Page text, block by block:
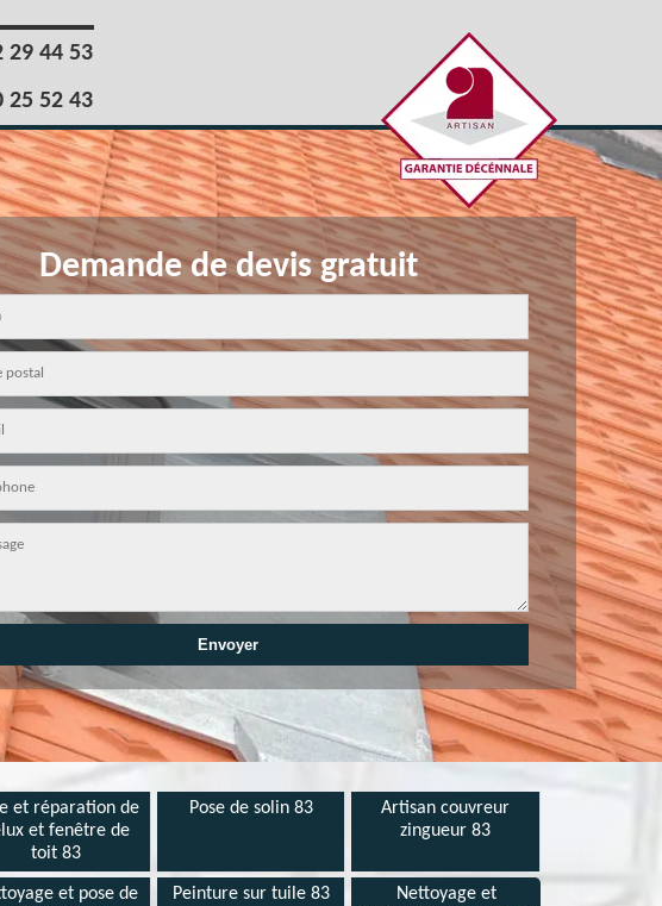
29 44 53
25 52 43
Demande de devis gratuit
et réparation de
et fenêtre de
toit 83
Pose de solin 83
Artisan couvreur
zingueur 83
et pose de
Peinture sur tuile 83
Nettoyage et